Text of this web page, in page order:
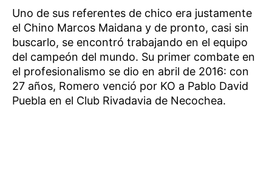
Uno de sus referentes de chico era justamente
el Chino Marcos Maidana y de pronto, casi sin
buscarlo, se encontró trabajando en el equipo
del campeón del mundo. Su primer combate en
el profesionalismo se dio en abril de 2016: con
27 años, Romero venció por KO a Pablo David
Puebla en el Club Rivadavia de Necochea.